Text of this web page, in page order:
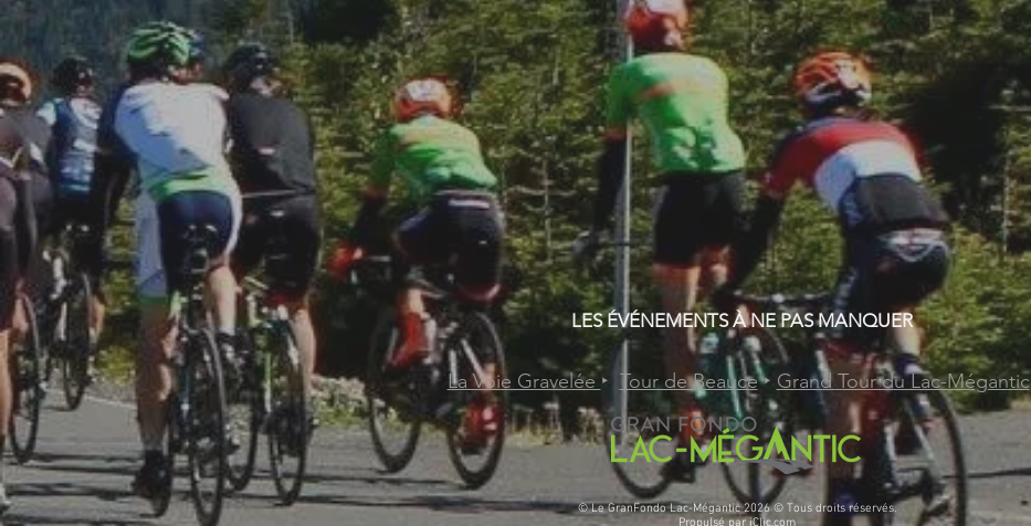
LES ÉVÉNEMENTS À NE PAS MANQUER
La Voie Gravelée ‣ Tour de Beauce ‣ Grand Tour du Lac-Mégantic
© Le GranFondo Lac-Mégantic 2026 © Tous droits réservés.